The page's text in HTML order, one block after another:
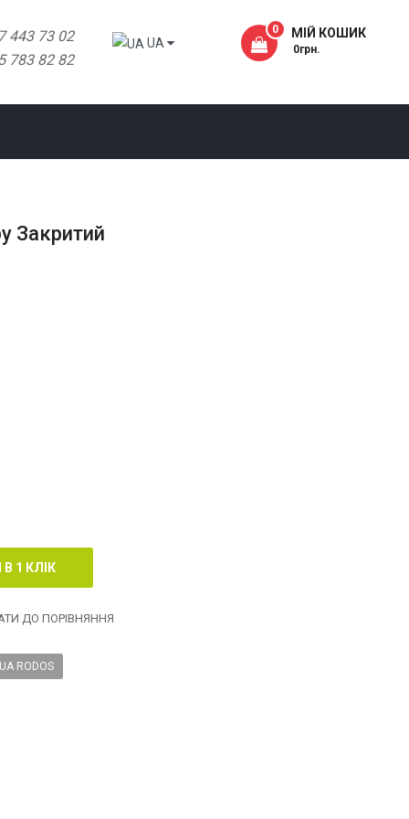
443 73 02
783 82 82
UA
МІЙ КОШИК
0
- 0грн.
Закритий
ДО ПОРІВНЯННЯ
RODOS